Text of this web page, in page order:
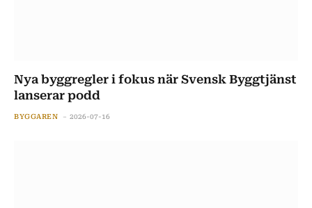
Nya byggregler i fokus när Svensk Byggtjänst
lanserar podd
BYGGAREN 2026-07-16